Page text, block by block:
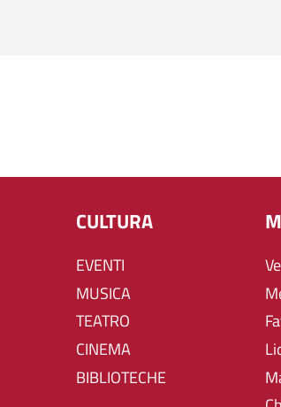
CULTURA
EVENTI
MUSICA
TEATRO
CINEMA
BIBLIOTECHE